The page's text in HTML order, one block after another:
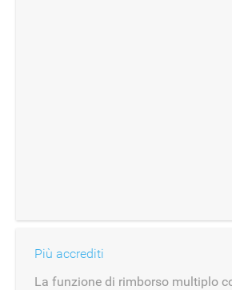
Più accrediti
La funzione di rimborso multiplo